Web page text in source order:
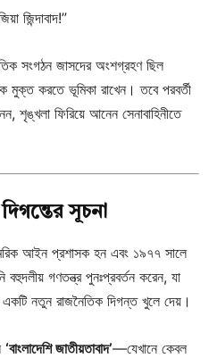
জিন্দাবাদ!”
সংগঠন জাসদের অংশগ্রহণ ছিল
মুক্ত করতে ভূমিকা রাখেন। তবে পরবর্তী
শৃঙ্খলা ফিরিয়ে আনেন সেনাবাহিনীতে
সূচনা
আইন প্রশাসক হন এবং ১৯৭৭ সালে
বহুদলীয় গণতন্ত্র পুনঃপ্রবর্তন করেন, যা
একটি নতুন রাজনৈতিক দিগন্ত খুলে দেয়।
‘বাংলাদেশি জাতীয়তাবাদ’—যেখানে কেবল